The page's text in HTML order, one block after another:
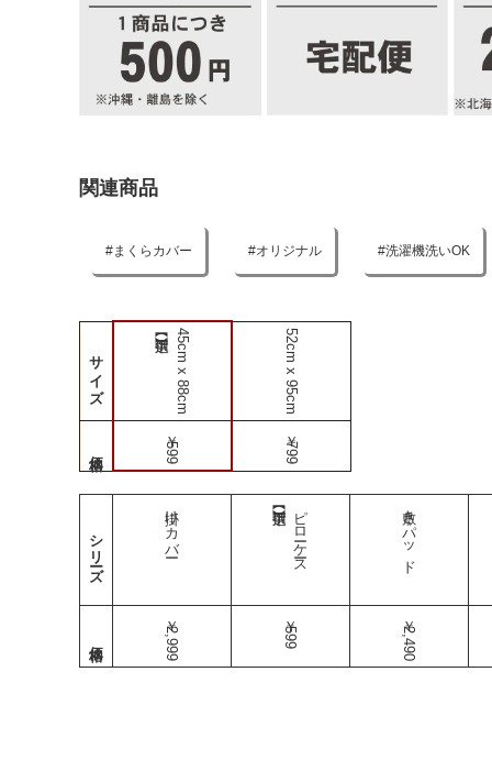
関連商品
まくらカバー オリジナル 洗濯機洗いOK
サイズ 45cm x 88cm
￥599
52cm x 95cm
￥799
シリーズ 掛けカバー
￥2,999
ピローケース
￥599
敷きパッド
￥2,490